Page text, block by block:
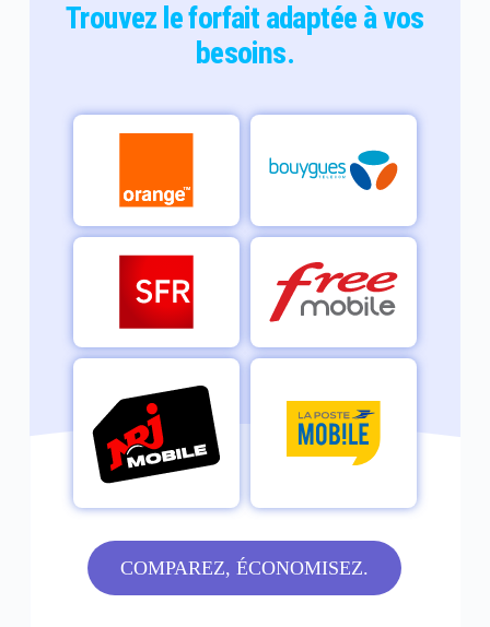
Trouvez le forfait adaptée à vos
besoins.
COMPAREZ, ÉCONOMISEZ.​